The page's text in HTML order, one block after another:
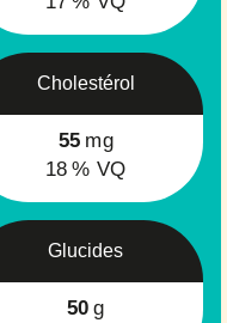
Cholestérol
55 mg
18 % VQ
Glucides
50 g